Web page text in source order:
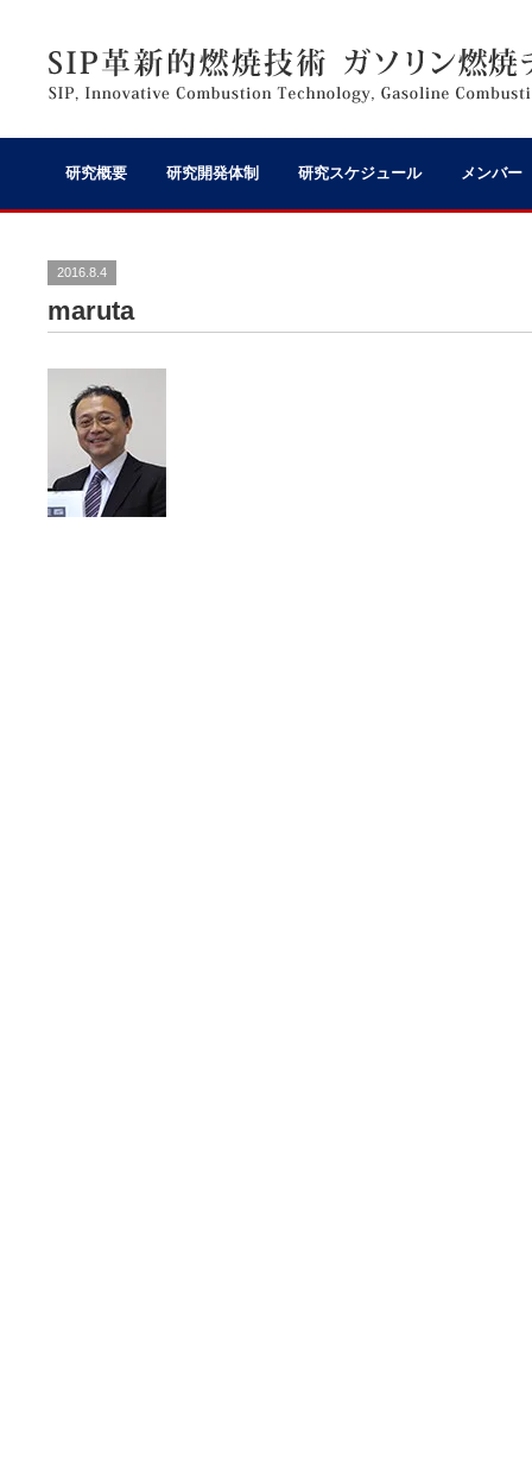
研究概要 研究開発体制 研究スケジュール メンバー
2016.8.4
maruta